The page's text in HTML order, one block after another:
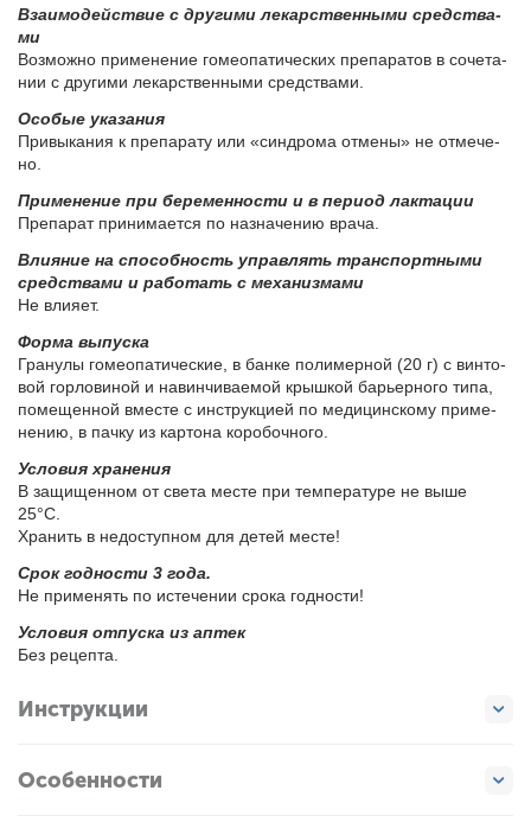
Вза­и­мо­действие с дру­ги­ми ле­кар­ствен­ны­ми сред­ства­
ми
Воз­мож­но при­ме­не­ние го­мео­па­ти­че­ских пре­па­ра­тов в со­че­та­
нии с дру­ги­ми ле­кар­ствен­ны­ми сред­ства­ми.
Осо­бые ука­за­ния
При­вы­ка­ния к пре­па­ра­ту или «син­дро­ма от­ме­ны» не от­ме­че­
но.
При­ме­не­ние при бе­ре­мен­но­сти и в пе­ри­од лак­та­ции
Пре­па­рат при­ни­ма­ет­ся по на­зна­че­нию вра­ча.
Вли­я­ние на спо­соб­ность управ­лять транс­порт­ны­ми
сред­ства­ми и ра­бо­тать с ме­ха­низ­ма­ми
Не вли­я­ет.
Фор­ма вы­пус­ка
Гра­ну­лы го­мео­па­ти­че­ские, в бан­ке по­ли­мер­ной (20 г) с вин­то­
вой гор­ло­ви­ной и на­вин­чи­ва­е­мой крыш­кой ба­рьер­но­го ти­па,
по­ме­щен­ной вме­сте с ин­струк­ци­ей по ме­ди­цин­ско­му при­ме­
не­нию, в пач­ку из кар­то­на ко­ро­боч­но­го.
Усло­вия хра­не­ния
В за­щи­щен­ном от све­та ме­сте при тем­пе­ра­ту­ре не вы­ше
25°С.
Хра­нить в не­до­ступ­ном для де­тей ме­сте!
Срок год­но­сти 3 го­да.
Не при­ме­нять по ис­те­че­нии сро­ка год­но­сти!
Усло­вия от­пус­ка из ап­тек
Без ре­цеп­та.
Инструкции
Особенности